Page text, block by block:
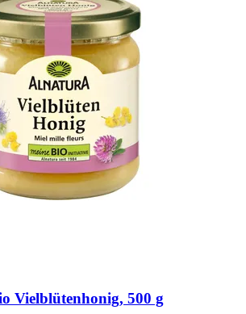
Vielblütenhonig, 500 g